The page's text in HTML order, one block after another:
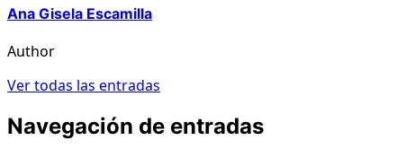
Ana Gisela Escamilla
Author
Ver todas las entradas
Navegación de entradas